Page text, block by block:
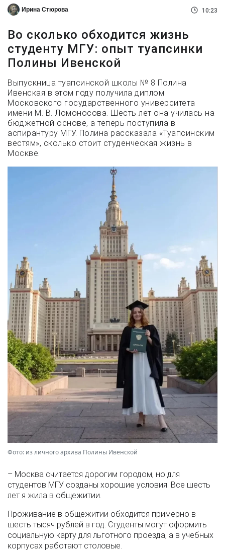
Ирина Стюрова 10:23
Во сколько обходится жизнь
студенту МГУ: опыт туапсинки
Полины Ивенской
Выпускница туапсинской школы № 8 Полина
Ивенская в этом году получила диплом
Московского государственного университета
имени М. В. Ломоносова. Шесть лет она училась на
бюджетной основе, а теперь поступила в
аспирантуру МГУ. Полина рассказала «Туапсинским
вестям», сколько стоит студенческая жизнь в
Москве.
Фото: из личного архива Полины Ивенской
– Москва считается дорогим городом, но для
студентов МГУ созданы хорошие условия. Все шесть
лет я жила в общежитии.
Проживание в общежитии обходится примерно в
шесть тысяч рублей в год. Студенты могут оформить
социальную карту для льготного проезда, а в учебных
корпусах работают столовые.